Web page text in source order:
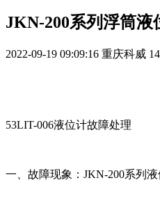
JKN-200系列浮筒
2022-09-19 09:09:16 重庆科威
53LIT-006液位计故障处理
一、故障现象：JKN-200系列